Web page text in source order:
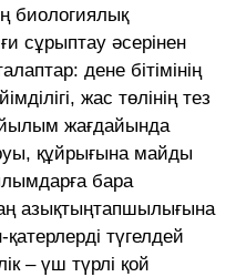
биологиялық
сұрыптау әсерінен
дене бітімінің
жас төлінің тез
жағдайында
құйрығына майды
бара
азықтыңтапшылығына
түгелдей
– үш түрлі қой